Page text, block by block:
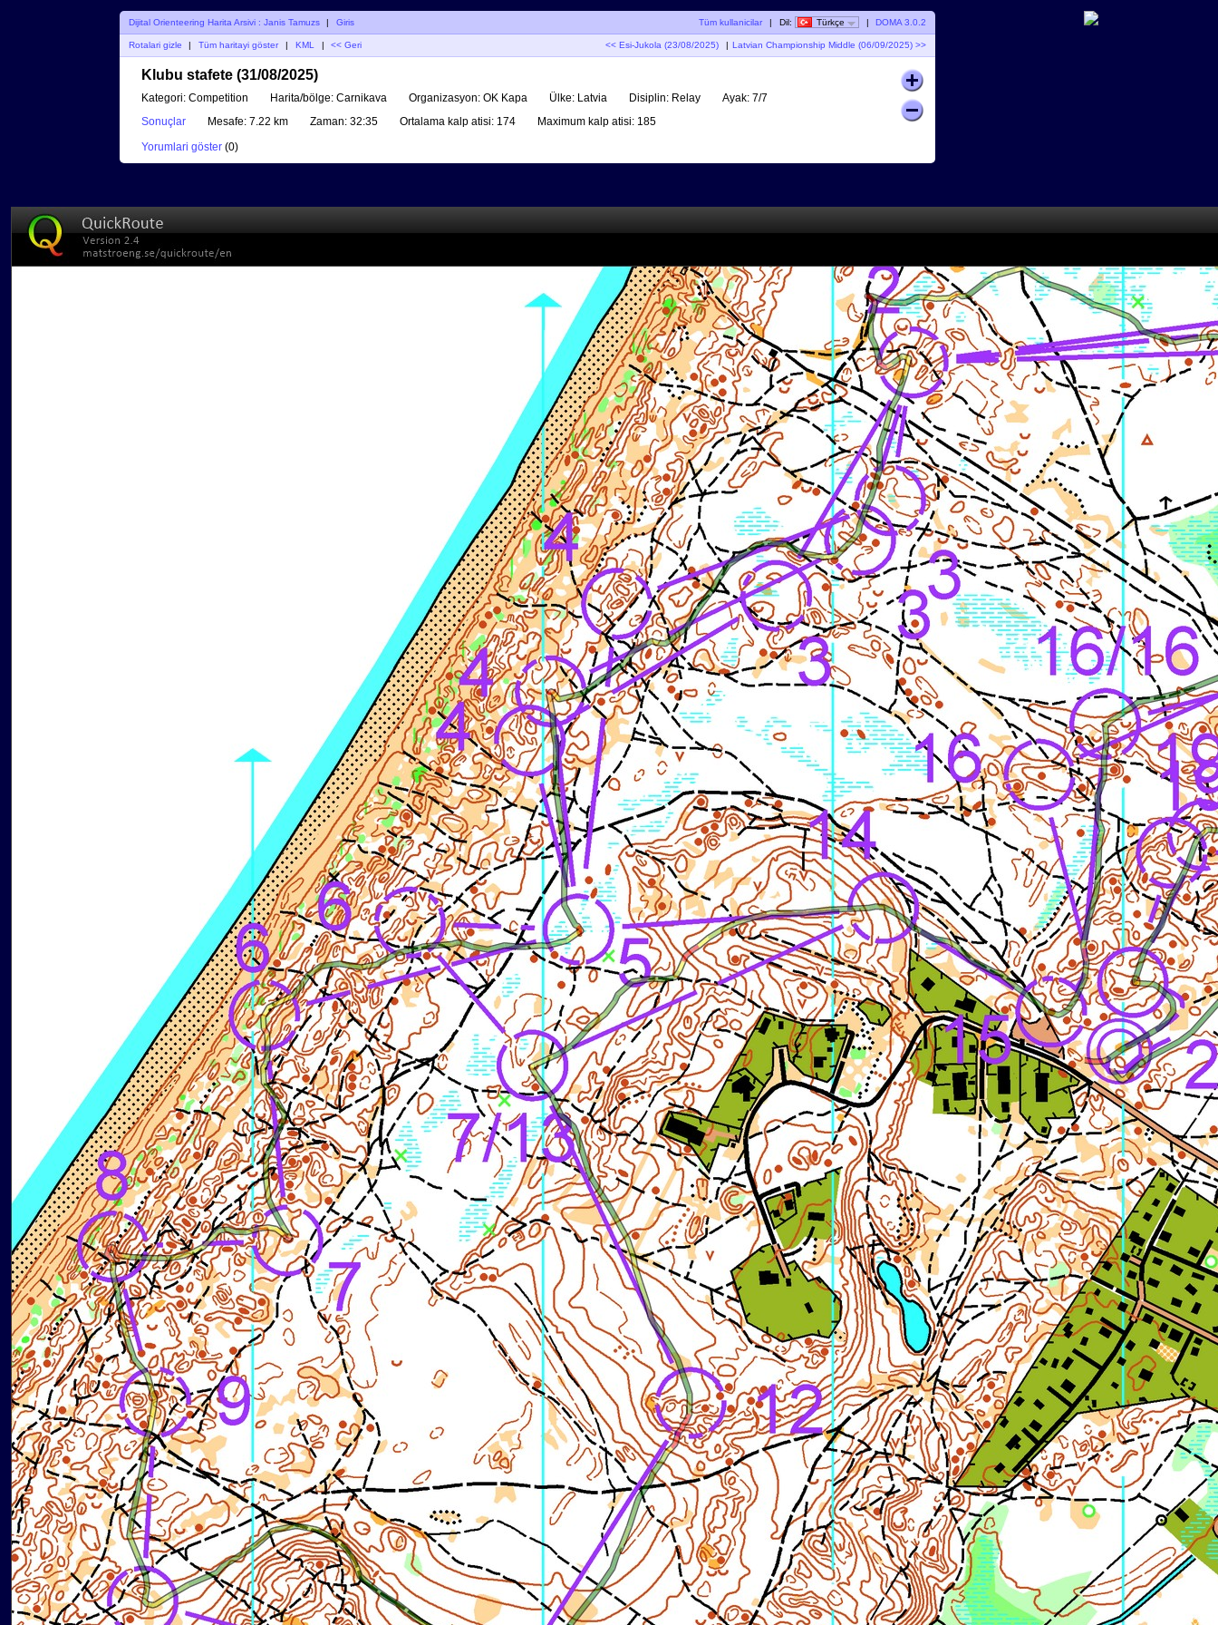
Dijital Orienteering Harita Arsivi : Janis Tamuzs | Giris Tüm kullanicilar | Dil: Türkçe | DOMA 3.0.2
Rotalari gizle Tüm haritayi göster KML << Geri << Esi-Jukola (23/08/2025) Latvian Championship Middle (06/09/2025) >>
Klubu stafete (31/08/2025)
Kategori: Competition Harita/bölge: Carnikava Organizasyon: OK Kapa Ülke: Latvia Disiplin: Relay Ayak: 7/7
Sonuçlar
Mesafe: 7.22 km Zaman: 32:35 Ortalama kalp atisi: 174 Maximum kalp atisi: 185
Yorumlari göster (0)